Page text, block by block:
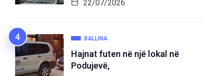
22/07/2026
BALLINA
Hajnat futen në një lokal në
Podujevë,